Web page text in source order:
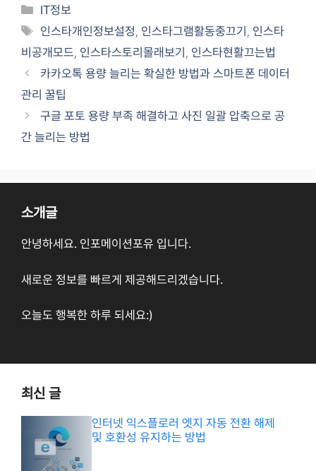
Categories
IT정보
Tags
인스타개인정보설정, 인스타그램활동중끄기 , 인스타
비공개모드, 인스타스토리몰래보기 , 인스타현활끄는법
카카오톡 용량 늘리는 확실한 방법과 스마트폰 데이터
관리 꿀팁
구글 포토 용량 부족 해결하고 사진 일괄 압축으로 공
간 늘리는 방법
소개글
안녕하세요. 인포메이션포유 입니다.
새로운 정보를 빠르게 제공해드리겠습니다.
오늘도 행복한 하루 되세요:)
최신 글
인터넷 익스플로러 엣지 자동 전환 해제
및 호환성 유지하는 방법